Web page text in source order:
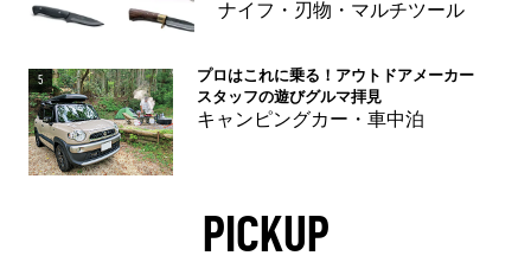
ナイフ・刃物・マルチツール
5
プロはこれに乗る！アウトドアメーカー
スタッフの遊びグルマ拝見
キャンピングカー・車中泊
PICKUP